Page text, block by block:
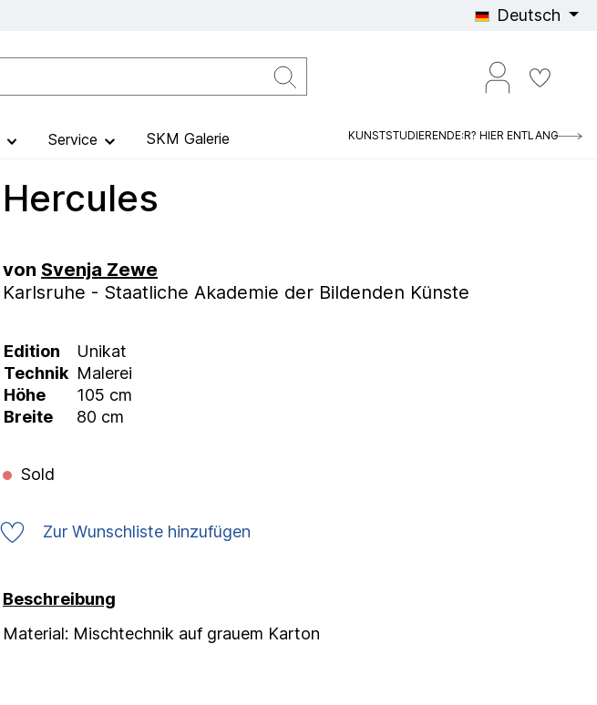
Deutsch
Service SKM Galerie KUNSTSTUDIERENDE:R? HIER ENTLANG
Hercules
von Svenja Zewe
Karlsruhe - Staatliche Akademie der Bildenden Künste
Edition
Unikat
Technik Malerei
Höhe
105 cm
Breite
80 cm
Sold
Zur Wunschliste hinzufügen
Beschreibung
Material: Mischtechnik auf grauem Karton